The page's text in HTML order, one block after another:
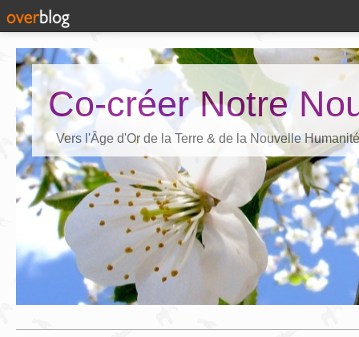
Co-créer Notre
Vers l'Âge d'Or de la Terre & de la Nouvelle Humanité